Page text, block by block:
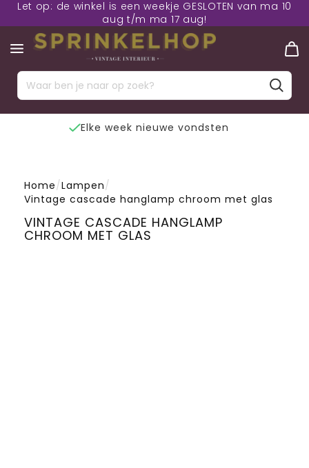
Let op: de winkel is een weekje GESLOTEN van ma 10
aug t/m ma 17 aug!
Elke week nieuwe vondsten
Home/Lampen/
Vintage cascade hanglamp chroom met glas
VINTAGE CASCADE HANGLAMP
CHROOM MET GLAS